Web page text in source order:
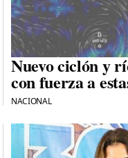
Nuevo ciclón y
con fuerza a
NACIONAL